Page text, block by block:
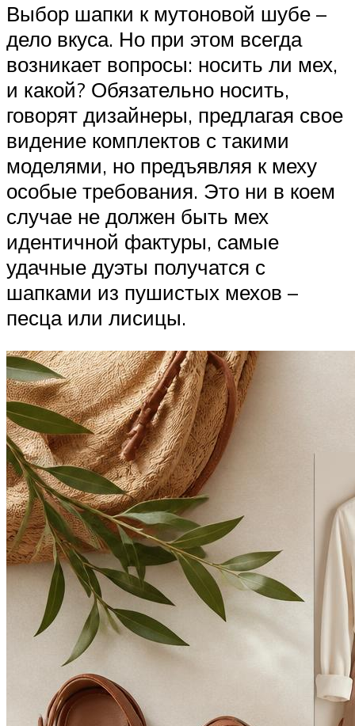
Выбор шапки к мутоновой шубе –
дело вкуса. Но при этом всегда
возникает вопросы: носить ли мех,
и какой? Обязательно носить,
говорят дизайнеры, предлагая свое
видение комплектов с такими
моделями, но предъявляя к меху
особые требования. Это ни в коем
случае не должен быть мех
идентичной фактуры, самые
удачные дуэты получатся с
шапками из пушистых мехов –
песца или лисицы.